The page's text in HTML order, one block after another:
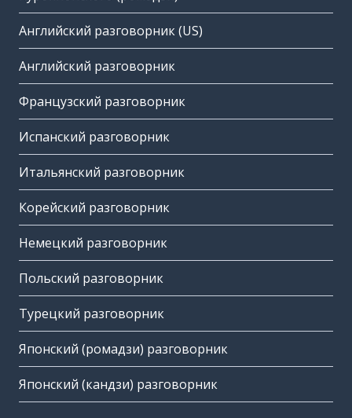
Английский разговорник (US)
Английский разговорник
Французский разговорник
Испанский разговорник
Итальянский разговорник
Корейский разговорник
Немецкий разговорник
Польский разговорник
Турецкий разговорник
Японский (ромадзи) разговорник
Японский (кандзи) разговорник